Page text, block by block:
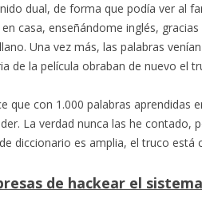
dual, de forma que podía ver al
casa, enseñándome inglés,
Una vez más, las palabras
de la película obraban de nuevo el
que con 1.000 palabras aprendidas
La verdad nunca las he contado,
diccionario es amplia, el truco está
de hackear el sistema